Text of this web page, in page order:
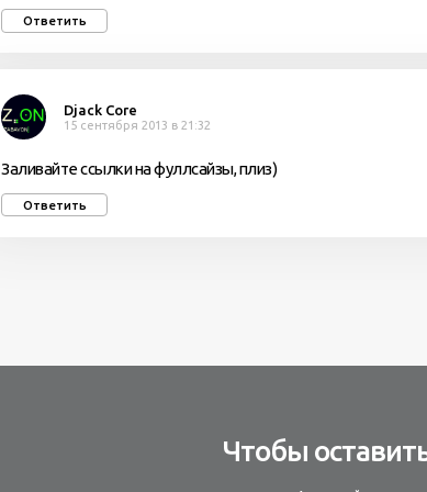
Ответить
Djack Core
15 сентября 2013 в 21:32
Заливайте ссылки на фуллсайзы, плиз)
Ответить
Чтобы